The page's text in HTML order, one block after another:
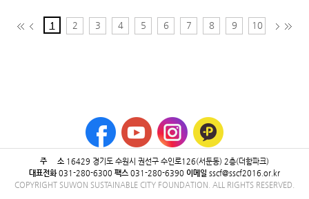
1 2 3 4 5 6 7 8 9 10
주 소 16429 ​경기도 수원시 권선구 수인로126(서둔동) 2층(더함파크)
대표전화031-280-6300 팩스 031-280-6390 이메일 sscf@sscf2016.or.kr
COPYRIGHT SUWON SUSTAINABLE CITY FOUNDATION. ALL RIGHTS RESERVED.